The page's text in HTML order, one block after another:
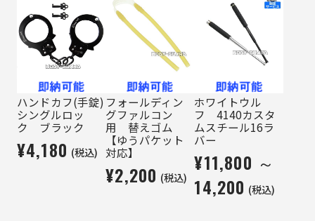
ハンドカフ(手錠)
シングルロッ
ク ブラック
¥4,180 (税込)
フォールディン
グファルコン
用 替えゴム
【ゆうパケット
対応】
¥2,200 (税込)
ホワイトウル
フ 4140カスタ
ムスチール16ラ
バー
¥11,800 ～
14,200 (税込)